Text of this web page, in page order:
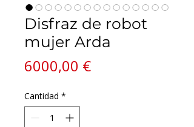
Disfraz de robot
mujer Arda
6000,00 €Precio
Cantidad *